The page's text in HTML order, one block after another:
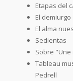
Etapas del
El demiurgo
El alma
Sedientas
Sobre
Tableau
Pedrell